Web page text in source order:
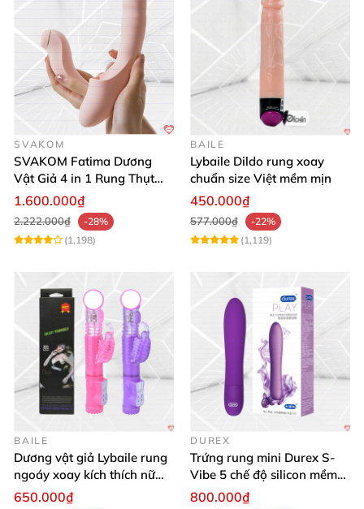
SVAKOM
SVAKOM Fatima Dương
Vật Giả 4 in 1 Rung Thụt
Hút Toả Nhiệt Massage Cho
1.600.000₫
2.222.000₫
-28%
(1,198)
BAILE
Lybaile Dildo rung xoay
chuẩn size Việt mềm mịn
450.000₫
577.000₫
-22%
(1,119)
BAILE
Dương vật giả Lybaile rung
ngoáy xoay kích thích nữ
thủ dâm
650.000₫
DUREX
Trứng rung mini Durex S-
Vibe 5 chế độ silicon mềm
mịn cao cấp
800.000₫